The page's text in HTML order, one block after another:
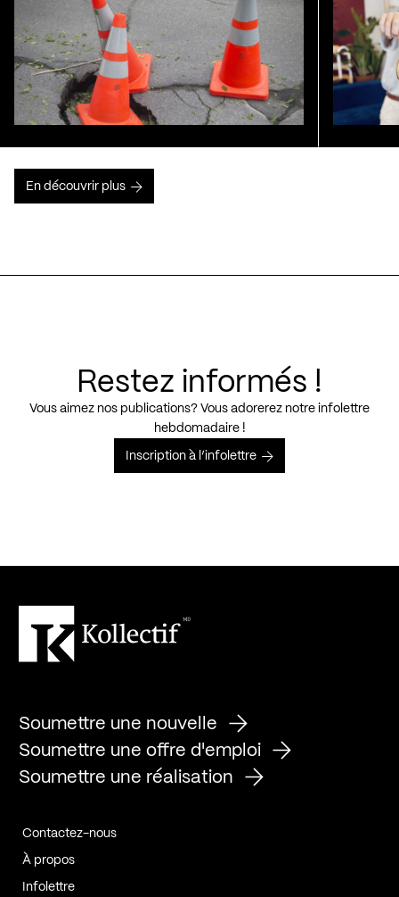
En découvrir plus
Restez informés !
Vous aimez nos publications? Vous adorerez notre infolettre
hebdomadaire !
Inscription à l’infolettre
Soumettre une nouvelle
Soumettre une offre d'emploi
Soumettre une réalisation
Contactez-nous
À propos
Infolettre